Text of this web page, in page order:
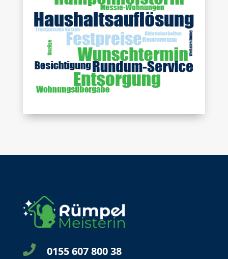
 0155 607 800 38